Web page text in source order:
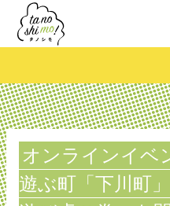
オンラインイベ
遊ぶ町「下川町